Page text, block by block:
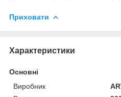
Приховати
Характеристики
Основні
Виробник